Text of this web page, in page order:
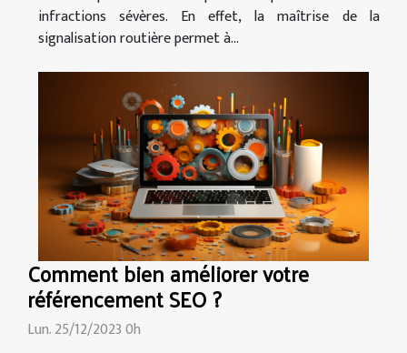
infractions sévères. En effet, la maîtrise de la
signalisation routière permet à...
Comment bien améliorer votre
référencement SEO ?
Lun. 25/12/2023 0h